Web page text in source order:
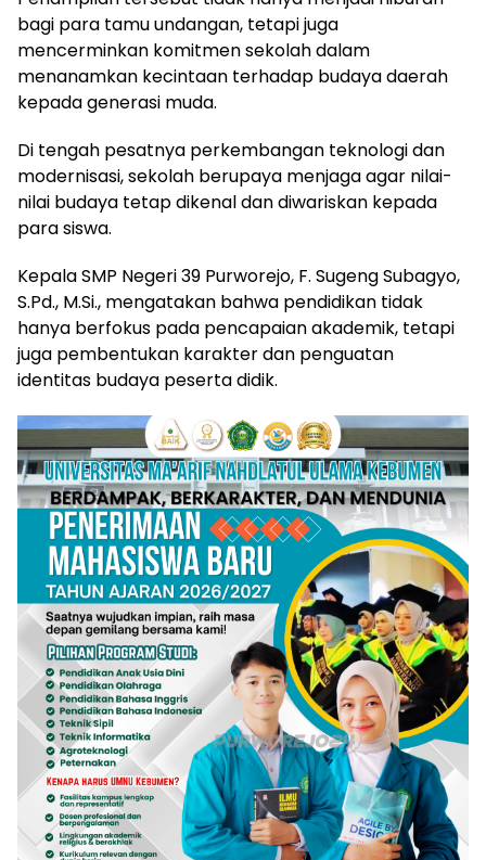
bagi para tamu undangan, tetapi juga
mencerminkan komitmen sekolah dalam
menanamkan kecintaan terhadap budaya daerah
kepada generasi muda.
Di tengah pesatnya perkembangan teknologi dan
modernisasi, sekolah berupaya menjaga agar nilai-
nilai budaya tetap dikenal dan diwariskan kepada
para siswa.
Kepala SMP Negeri 39 Purworejo, F. Sugeng Subagyo,
S.Pd., M.Si., mengatakan bahwa pendidikan tidak
hanya berfokus pada pencapaian akademik, tetapi
juga pembentukan karakter dan penguatan
identitas budaya peserta didik.